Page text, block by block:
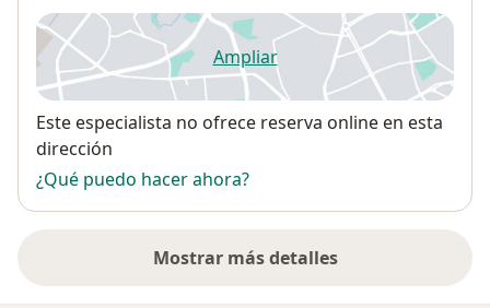
Ampliarse abre en una nueva
Disponibilidad
Este especialista no ofrece reserva online en esta
dirección
¿Qué puedo hacer ahora?
Mostrar más detalles
sobre la dirección